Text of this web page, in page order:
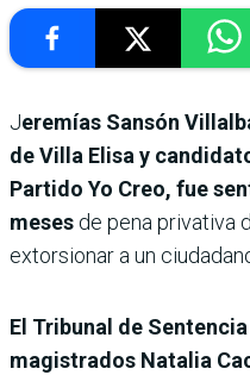
Jeremías Sansón
de Villa Elisa y
Partido Yo Creo, fue
meses de pena privativa
extorsionar a un
El Tribunal de
magistrados Natalia